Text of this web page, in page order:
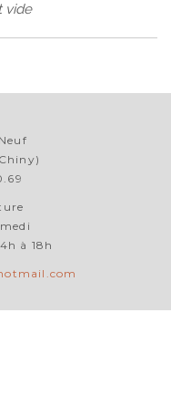
vide
à 18h